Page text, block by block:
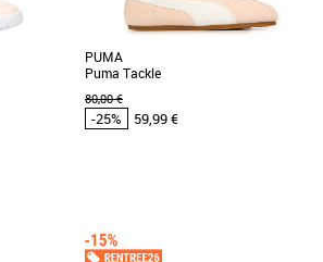
et Promos
PUMA
Puma Tackle
80,00 €
-25% 59,99 €
Chaussures Puma pas cher et Promos
Baskets Puma